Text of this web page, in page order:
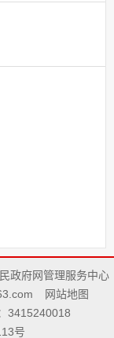
政府网管理服务中心
网站地图
3415240018
号